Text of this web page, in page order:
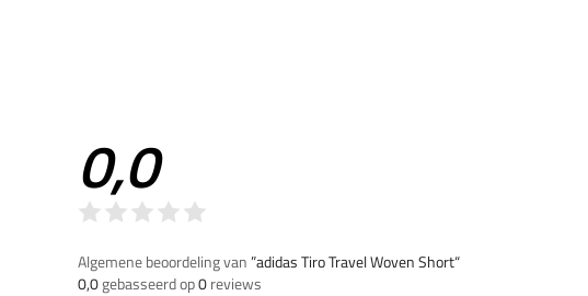
0,0
Algemene beoordeling van”adidas Tiro Travel Woven Short“
0,0gebasseerd op0reviews